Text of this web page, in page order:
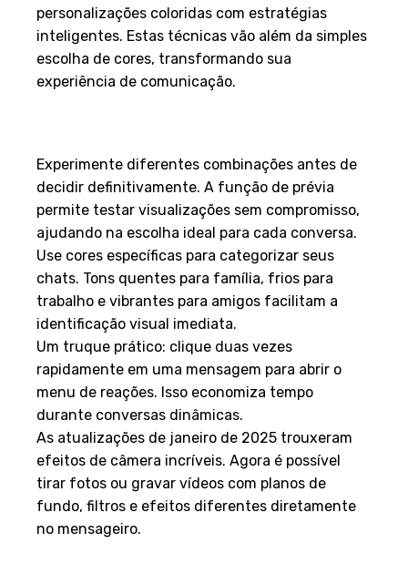
personalizações coloridas com estratégias
inteligentes. Estas técnicas vão além da simples
escolha de cores, transformando sua
experiência de comunicação.
Experimente diferentes combinações antes de
decidir definitivamente. A função de prévia
permite testar visualizações sem compromisso,
ajudando na escolha ideal para cada conversa.
Use cores específicas para categorizar seus
chats. Tons quentes para família, frios para
trabalho e vibrantes para amigos facilitam a
identificação visual imediata.
Um truque prático: clique duas vezes
rapidamente em uma mensagem para abrir o
menu de reações. Isso economiza tempo
durante conversas dinâmicas.
As atualizações de janeiro de 2025 trouxeram
efeitos de câmera incríveis. Agora é possível
tirar fotos ou gravar vídeos com planos de
fundo, filtros e efeitos diferentes diretamente
no mensageiro.